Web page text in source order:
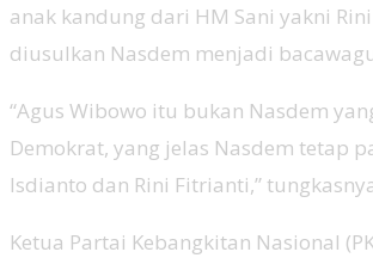
anak kandung dari HM Sani yakni
diusulkan Nasdem menjadi
“Agus Wibowo itu bukan Nasdem
Demokrat, yang jelas Nasdem tetap
Isdianto dan Rini Fitrianti,”
Ketua Partai Kebangkitan Nasional